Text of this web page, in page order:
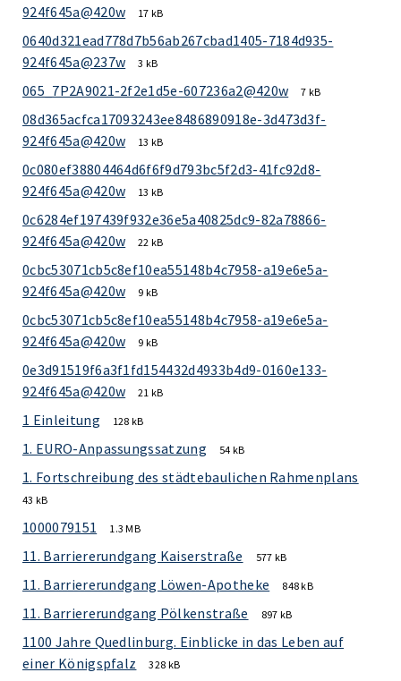
924f645a@420w
17 kB
0640d321ead778d7b56ab267cbad1405-7184d935-
924f645a@237w
3 kB
065_7P2A9021-2f2e1d5e-607236a2@420w 7 kB
08d365acfca17093243ee8486890918e-3d473d3f-
924f645a@420w
13 kB
0c080ef38804464d6f6f9d793bc5f2d3-41fc92d8-
924f645a@420w
13 kB
0c6284ef197439f932e36e5a40825dc9-82a78866-
924f645a@420w
22 kB
0cbc53071cb5c8ef10ea55148b4c7958-a19e6e5a-
924f645a@420w
9 kB
0cbc53071cb5c8ef10ea55148b4c7958-a19e6e5a-
924f645a@420w
9 kB
0e3d91519f6a3f1fd154432d4933b4d9-0160e133-
924f645a@420w
21 kB
1 Einleitung 128 kB
1. EURO-Anpassungssatzung 54 kB
1. Fortschreibung des städtebaulichen Rahmenplans
43 kB
1000079151 1.3 MB
11. Barriererundgang Kaiserstraße 577 kB
11. Barriererundgang Löwen-Apotheke 848 kB
11. Barriererundgang Pölkenstraße 897 kB
1100 Jahre Quedlinburg. Einblicke in das Leben auf
einer Königspfalz
328 kB